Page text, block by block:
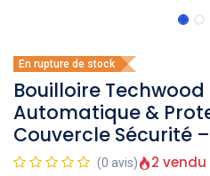
En rupture de stock
Bouilloire Techwood
Automatique &
Couvercle Sécurité
(0 avis) 2